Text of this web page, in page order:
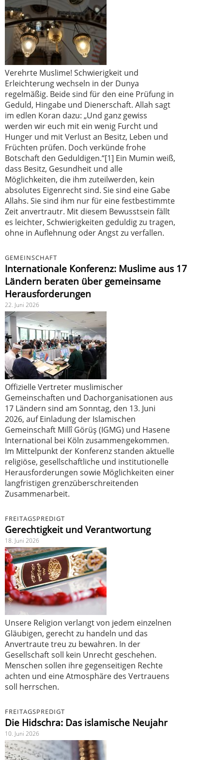
Verehrte Muslime! Schwierigkeit und
Erleichterung wechseln in der Dunya
regelmäßig. Beide sind für den eine Prüfung in
Geduld, Hingabe und Dienerschaft. Allah sagt
im edlen Koran dazu: „Und ganz gewiss
werden wir euch mit ein wenig Furcht und
Hunger und mit Verlust an Besitz, Leben und
Früchten prüfen. Doch verkünde frohe
Botschaft den Geduldigen.“[1] Ein Mumin weiß,
dass Besitz, Gesundheit und alle
Möglichkeiten, die ihm zuteilwerden, kein
absolutes Eigenrecht sind. Sie sind eine Gabe
Allahs. Sie sind ihm nur für eine festbestimmte
Zeit anvertrautr. Mit diesem Bewusstsein fällt
es leichter, Schwierigkeiten geduldig zu tragen,
ohne in Auflehnung oder Angst zu verfallen.
GEMEINSCHAFT
Internationale Konferenz: Muslime aus 17
Ländern beraten über gemeinsame
Herausforderungen
22. Juni 2026
Offizielle Vertreter muslimischer
Gemeinschaften und Dachorganisationen aus
17 Ländern sind am Sonntag, den 13. Juni
2026, auf Einladung der Islamischen
Gemeinschaft Millî Görüş (IGMG) und Hasene
International bei Köln zusammengekommen.
Im Mittelpunkt der Konferenz standen aktuelle
religiöse, gesellschaftliche und institutionelle
Herausforderungen sowie Möglichkeiten einer
langfristigen grenzüberschreitenden
Zusammenarbeit.
FREITAGSPREDIGT
Gerechtigkeit und Verantwortung
18. Juni 2026
Unsere Religion verlangt von jedem einzelnen
Gläubigen, gerecht zu handeln und das
Anvertraute treu zu bewahren. In der
Gesellschaft soll kein Unrecht geschehen.
Menschen sollen ihre gegenseitigen Rechte
achten und eine Atmosphäre des Vertrauens
soll herrschen.
FREITAGSPREDIGT
Die Hidschra: Das islamische Neujahr
10. Juni 2026